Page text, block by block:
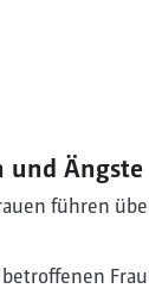
und Ängste
führen